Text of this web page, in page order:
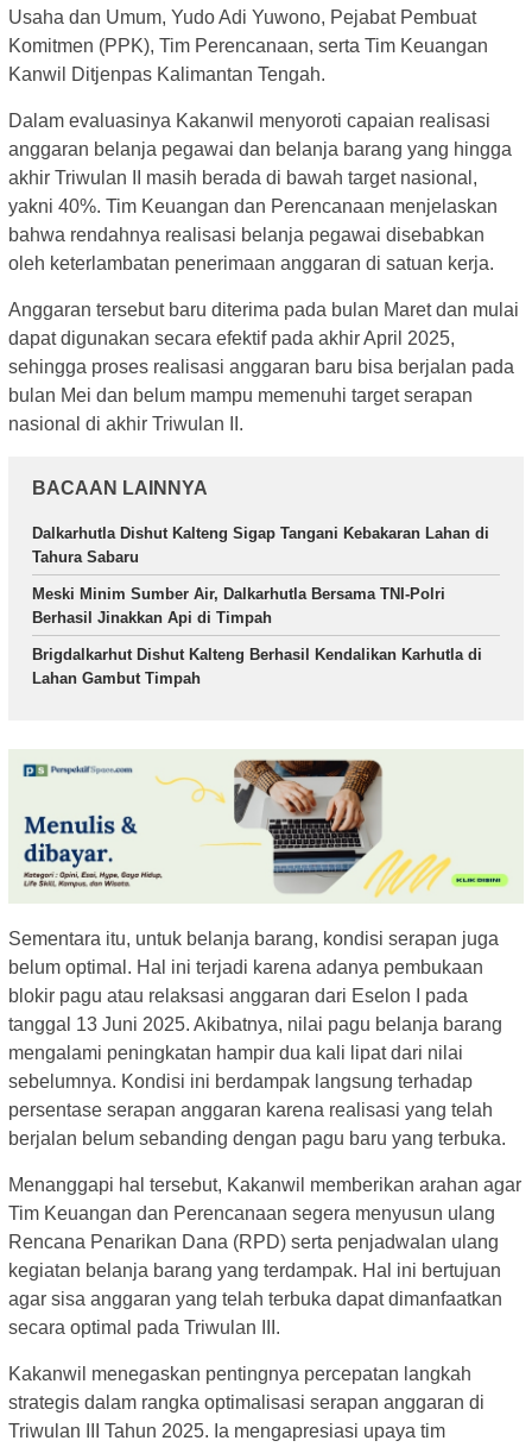
Usaha dan Umum, Yudo Adi Yuwono, Pejabat Pembuat
Komitmen (PPK), Tim Perencanaan, serta Tim Keuangan
Kanwil Ditjenpas Kalimantan Tengah.
Dalam evaluasinya Kakanwil menyoroti capaian realisasi
anggaran belanja pegawai dan belanja barang yang hingga
akhir Triwulan II masih berada di bawah target nasional,
yakni 40%. Tim Keuangan dan Perencanaan menjelaskan
bahwa rendahnya realisasi belanja pegawai disebabkan
oleh keterlambatan penerimaan anggaran di satuan kerja.
Anggaran tersebut baru diterima pada bulan Maret dan mulai
dapat digunakan secara efektif pada akhir April 2025,
sehingga proses realisasi anggaran baru bisa berjalan pada
bulan Mei dan belum mampu memenuhi target serapan
nasional di akhir Triwulan II.
BACAAN LAINNYA
Dalkarhutla Dishut Kalteng Sigap Tangani Kebakaran Lahan di
Tahura Sabaru
Meski Minim Sumber Air, Dalkarhutla Bersama TNI-Polri
Berhasil Jinakkan Api di Timpah
Brigdalkarhut Dishut Kalteng Berhasil Kendalikan Karhutla di
Lahan Gambut Timpah
Sementara itu, untuk belanja barang, kondisi serapan juga
belum optimal. Hal ini terjadi karena adanya pembukaan
blokir pagu atau relaksasi anggaran dari Eselon I pada
tanggal 13 Juni 2025. Akibatnya, nilai pagu belanja barang
mengalami peningkatan hampir dua kali lipat dari nilai
sebelumnya. Kondisi ini berdampak langsung terhadap
persentase serapan anggaran karena realisasi yang telah
berjalan belum sebanding dengan pagu baru yang terbuka.
Menanggapi hal tersebut, Kakanwil memberikan arahan agar
Tim Keuangan dan Perencanaan segera menyusun ulang
Rencana Penarikan Dana (RPD) serta penjadwalan ulang
kegiatan belanja barang yang terdampak. Hal ini bertujuan
agar sisa anggaran yang telah terbuka dapat dimanfaatkan
secara optimal pada Triwulan III.
Kakanwil menegaskan pentingnya percepatan langkah
strategis dalam rangka optimalisasi serapan anggaran di
Triwulan III Tahun 2025. Ia mengapresiasi upaya tim